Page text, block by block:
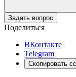
Задать вопрос
Поделиться
ВКонтакте
Telegram
Скопировать